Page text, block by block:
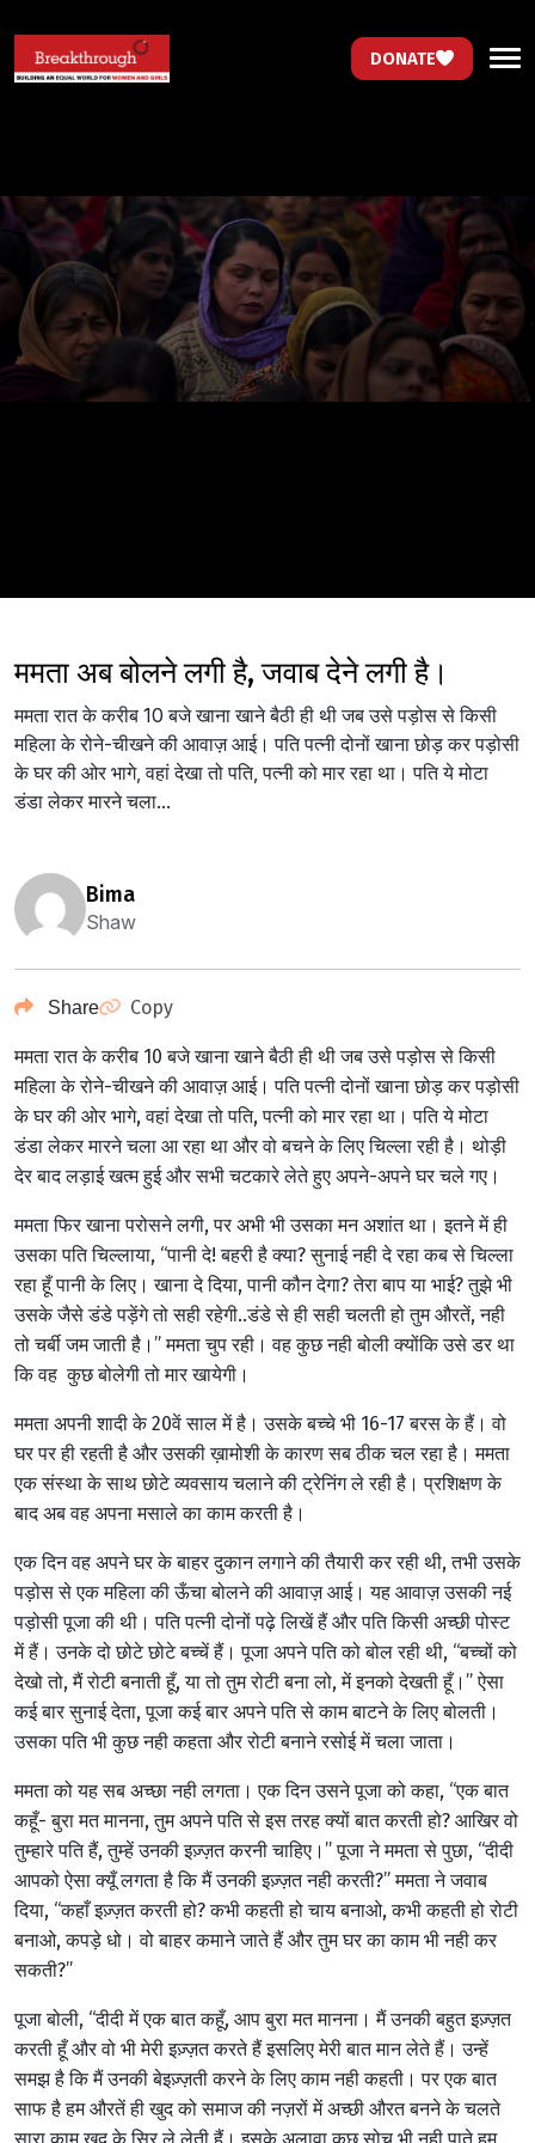
DONATE
ममता अब बोलने लगी है, जवाब देने लगी है।
ममता रात के करीब 10 बजे खाना खाने बैठी ही थी जब उसे पड़ोस से किसी
महिला के रोने-चीखने की आवाज़ आई। पति पत्नी दोनों खाना छोड़ कर पड़ोसी
के घर की ओर भागे, वहां देखा तो पति, पत्नी को मार रहा था। पति ये मोटा
डंडा लेकर मारने चला...
bima
Shaw
Share Copy
ममता रात के करीब 10 बजे खाना खाने बैठी ही थी जब उसे पड़ोस से किसी
महिला के रोने-चीखने की आवाज़ आई। पति पत्नी दोनों खाना छोड़ कर पड़ोसी
के घर की ओर भागे, वहां देखा तो पति, पत्नी को मार रहा था। पति ये मोटा
डंडा लेकर मारने चला आ रहा था और वो बचने के लिए चिल्ला रही है। थोड़ी
देर बाद लड़ाई खत्म हुई और सभी चटकारे लेते हुए अपने-अपने घर चले गए।
ममता फिर खाना परोसने लगी, पर अभी भी उसका मन अशांत था। इतने में ही
उसका पति चिल्लाया, “पानी दे! बहरी है क्या? सुनाई नही दे रहा कब से चिल्ला
रहा हूँ पानी के लिए। खाना दे दिया, पानी कौन देगा? तेरा बाप या भाई? तुझे भी
उसके जैसे डंडे पड़ेंगे तो सही रहेगी..डंडे से ही सही चलती हो तुम औरतें, नही
तो चर्बी जम जाती है।” ममता चुप रही। वह कुछ नही बोली क्योंकि उसे डर था
कि वह कुछ बोलेगी तो मार खायेगी।
ममता अपनी शादी के 20वें साल में है। उसके बच्चे भी 16-17 बरस के हैं। वो
घर पर ही रहती है और उसकी ख़ामोशी के कारण सब ठीक चल रहा है। ममता
एक संस्था के साथ छोटे व्यवसाय चलाने की ट्रेनिंग ले रही है।प्रशिक्षण के
बाद अब वह अपना मसाले का काम करती है।
एक दिन वह अपने घर के बाहर दुकान लगाने की तैयारी कर रही थी, तभी उसके
पड़ोस से एक महिला की ऊँचा बोलने की आवाज़ आई। यह आवाज़ उसकी नई
पड़ोसी पूजा की थी। पति पत्नी दोनों पढ़े लिखें हैं और पति किसी अच्छी पोस्ट
में हैं। उनके दो छोटे छोटे बच्चें हैं। पूजा अपने पति को बोल रही थी, “बच्चों को
देखो तो, मैं रोटी बनाती हूँ, या तो तुम रोटी बना लो, में इनको देखती हूँ।” ऐसा
कई बार सुनाई देता, पूजा कई बार अपने पति से काम बाटने के लिए बोलती।
उसका पति भी कुछ नही कहता और रोटी बनाने रसोई में चला जाता।
ममता को यह सब अच्छा नही लगता। एक दिन उसने पूजा को कहा, “एक बात
कहूँ- बुरा मत मानना, तुम अपने पति से इस तरह क्यों बात करती हो? आखिर वो
तुम्हारे पति हैं, तुम्हें उनकी इज़्ज़त करनी चाहिए।” पूजा ने ममता से पुछा, “दीदी
आपको ऐसा क्यूँ लगता है कि मैं उनकी इज़्ज़त नही करती?” ममता ने जवाब
दिया, “कहाँ इज़्ज़त करती हो? कभी कहती हो चाय बनाओ, कभी कहती हो रोटी
बनाओ, कपड़े धो। वो बाहर कमाने जाते हैं और तुम घर का काम भी नही कर
सकती?”
पूजा बोली, “दीदी में एक बात कहूँ, आप बुरा मत मानना। मैं उनकी बहुत इज़्ज़त
करती हूँ और वो भी मेरी इज़्ज़त करते हैं इसलिए मेरी बात मान लेते हैं। उन्हें
समझ है कि मैं उनकी बेइज़्ज़ती करने के लिए काम नही कहती। पर एक बात
साफ है हम औरतें ही खुद को समाज की नज़रों में अच्छी औरत बनने के चलते